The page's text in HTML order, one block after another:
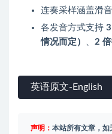
连奏采样涵盖滑
各发音方式支持
情况而定）
2
英语原文-English
声明： 本站所有文章，如